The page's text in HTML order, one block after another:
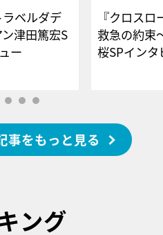
ラベルダデ
津田篤宏S
ビュー
『クロス
救急の約束
桜SPイ
事をもっと見る
ング